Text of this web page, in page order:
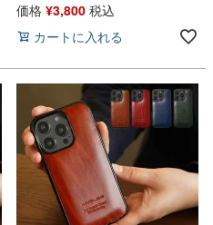
価格 ¥3,800 税込
カートに入れる